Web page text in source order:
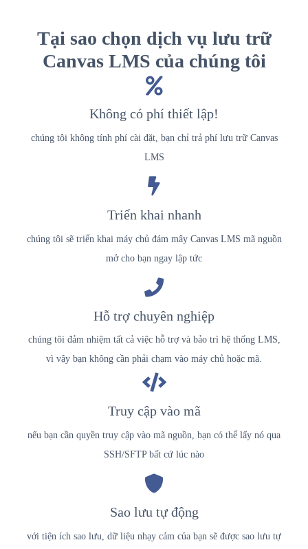
Tại sao chọn dịch vụ lưu trữ
Canvas LMS của chúng tôi
Không có phí thiết lập!
chúng tôi không tính phí cài đặt, bạn chỉ trả phí lưu trữ Canvas
LMS
Triển khai nhanh
chúng tôi sẽ triển khai máy chủ đám mây Canvas LMS mã nguồn
mở cho bạn ngay lập tức
Hỗ trợ chuyên nghiệp
chúng tôi đảm nhiệm tất cả việc hỗ trợ và bảo trì hệ thống LMS,
vì vậy bạn không cần phải chạm vào máy chủ hoặc mã.
Truy cập vào mã
nếu bạn cần quyền truy cập vào mã nguồn, bạn có thể lấy nó qua
SSH/SFTP bất cứ lúc nào
Sao lưu tự động
với tiện ích sao lưu, dữ liệu nhạy cảm của bạn sẽ được sao lưu tự